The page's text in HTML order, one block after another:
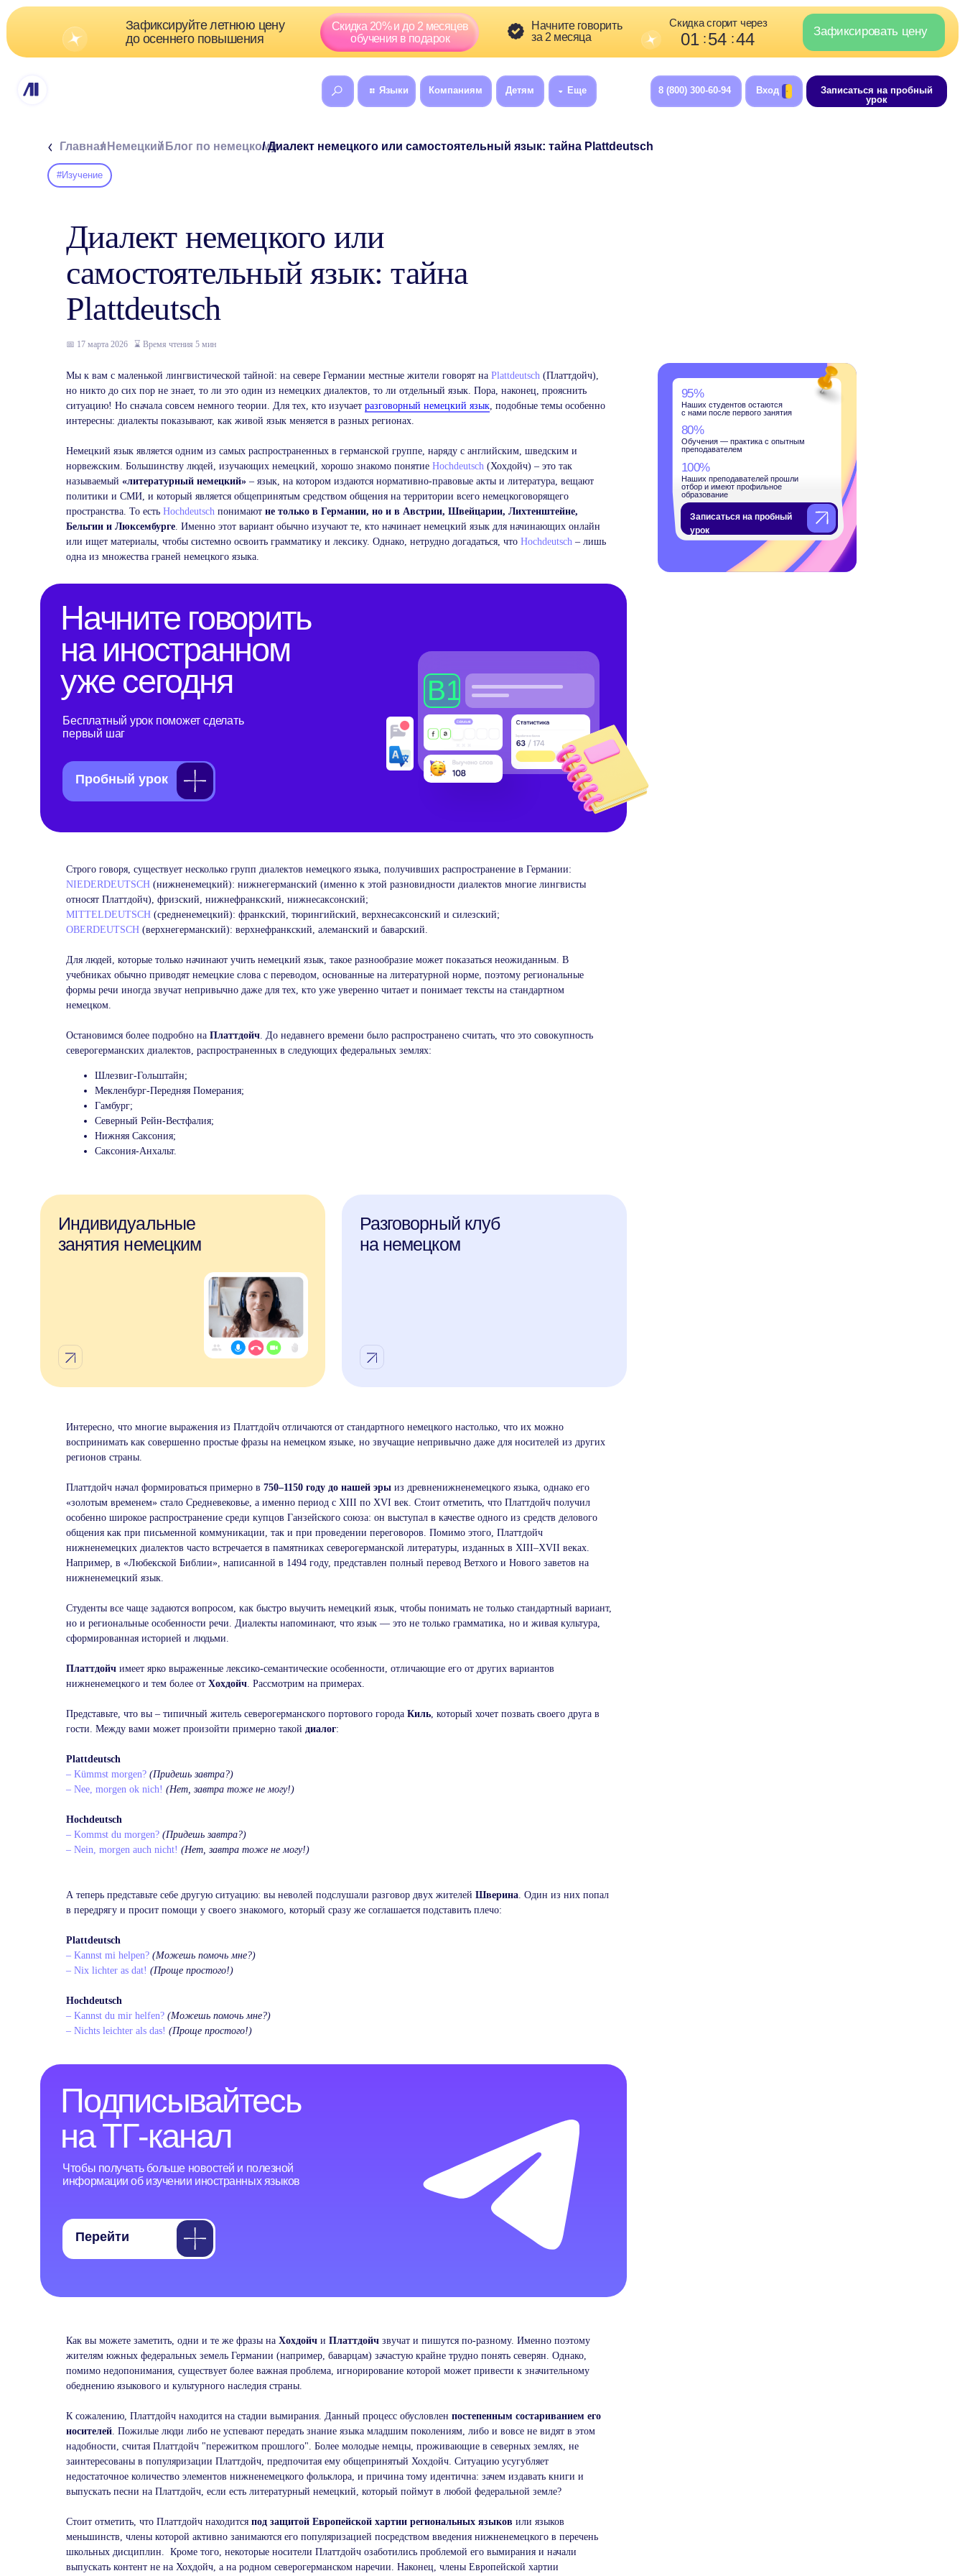
Зафиксировать цену
Начните говорить
за 2 месяца
Скидка 20% и до 2 месяцев
обучения в подарок
Зафиксируйте летнюю цену
до осеннего повышения
01 :
54 43
Скидка сгорит через
Языки Компаниям 8 (800) 300-60-94 Записаться на пробный
урок
Диалект немецкого или
самостоятельный язык: тайна
Plattdeutsch
📅 17 марта 2026 ⌛ Время чтения 5 мин
Записаться на пробный
с нами после первого занятия
Обучения — практика с опытным
Наших преподавателей прошли
отбор и имеют профильное
Мы к вам с маленькой лингвистической тайной: на севере Германии местные жители говорят на Plattdeutsch (Платтдойч),
но никто до сих пор не знает, то ли это один из немецких диалектов, то ли отдельный язык. Пора, наконец, прояснить
ситуацию! Но сначала совсем немного теории. Для тех, кто изучает разговорный немецкий язык, подобные темы особенно
интересны: диалекты показывают, как живой язык меняется в разных регионах.
Немецкий язык является одним из самых распространенных в германской группе, наряду с английским, шведским и
норвежским. Большинству людей, изучающих немецкий, хорошо знакомо понятие Hochdeutsch (Хохдойч) – это так
называемый «литературный немецкий» – язык, на котором издаются нормативно-правовые акты и литература, вещают
политики и СМИ, и который является общепринятым средством общения на территории всего немецкоговорящего
пространства. То есть Hochdeutsch понимают не только в Германии, но и в Австрии, Швейцарии, Лихтенштейне,
Бельгии и Люксембурге. Именно этот вариант обычно изучают те, кто начинает немецкий язык для начинающих онлайн
или ищет материалы, чтобы системно освоить грамматику и лексику. Однако, нетрудно догадаться, что Hochdeutsch – лишь
одна из множества граней немецкого языка.
Начните говорить
на иностранном
уже сегодня
Бесплатный урок поможет сделать
первый шаг
Пробный урок
Строго говоря, существует несколько групп диалектов немецкого языка, получивших распространение в Германии:
NIEDERDEUTSCH (нижненемецкий): нижнегерманский (именно к этой разновидности диалектов многие лингвисты
относят Платтдойч), фризский, нижнефранкский, нижнесаксонский;
MITTELDEUTSCH (средненемецкий): франкский, тюрингийский, верхнесаксонский и силезский;
OBERDEUTSCH (верхнегерманский): верхнефранкский, алеманский и баварский.
Для людей, которые только начинают учить немецкий язык, такое разнообразие может показаться неожиданным. В
учебниках обычно приводят немецкие слова с переводом, основанные на литературной норме, поэтому региональные
формы речи иногда звучат непривычно даже для тех, кто уже уверенно читает и понимает тексты на стандартном
немецком.
Остановимся более подробно на Платтдойч. До недавнего времени было распространено считать, что это совокупность
северогерманских диалектов, распространенных в следующих федеральных землях:
Шлезвиг-Гольштайн;
Мекленбург-Передняя Померания;
Гамбург;
Северный Рейн-Вестфалия;
Нижняя Саксония;
Саксония-Анхальт.
Индивидуальные
занятия немецким
Интересно, что многие выражения из Платтдойч отличаются от стандартного немецкого настолько, что их можно
воспринимать как совершенно простые фразы на немецком языке, но звучащие непривычно даже для носителей из других
регионов страны.
Платтдойч начал формироваться примерно в 750–1150 году до нашей эры из древненижненемецкого языка, однако его
«золотым временем» стало Средневековье, а именно период с XIII по XVI век. Стоит отметить, что Платтдойч получил
особенно широкое распространение среди купцов Ганзейского союза: он выступал в качестве одного из средств делового
общения как при письменной коммуникации, так и при проведении переговоров. Помимо этого, Платтдойч
нижненемецких диалектов часто встречается в памятниках северогерманской литературы, изданных в XIII–XVII веках.
Например, в «Любекской Библии», написанной в 1494 году, представлен полный перевод Ветхого и Нового заветов на
нижненемецкий язык.
Студенты все чаще задаются вопросом, как быстро выучить немецкий язык, чтобы понимать не только стандартный вариант,
но и региональные особенности речи. Диалекты напоминают, что язык — это не только грамматика, но и живая культура,
сформированная историей и людьми.
Платтдойч имеет ярко выраженные лексико-семантические особенности, отличающие его от других вариантов
нижненемецкого и тем более от Хохдойч. Рассмотрим на примерах.
Представьте, что вы – типичный житель северогерманского портового города Киль, который хочет позвать своего друга в
гости. Между вами может произойти примерно такой диалог:
Plattdeutsch
– Kümmst morgen? (Придешь завтра?)
– Nee, morgen ok nich! (Нет, завтра тоже не могу!)
Hochdeutsch
– Kommst du morgen? (Придешь завтра?)
– Nein, morgen auch nicht! (Нет, завтра тоже не могу!)
А теперь представьте себе другую ситуацию: вы неволей подслушали разговор двух жителей Шверина. Один из них попал
в передрягу и просит помощи у своего знакомого, который сразу же соглашается подставить плечо:
Plattdeutsch
– Kannst mi helpen? (Можешь помочь мне?)
– Nix lichter as dat! (Проще простого!)
Hochdeutsch
– Kannst du mir helfen? (Можешь помочь мне?)
– Nichts leichter als das! (Проще простого!)
на ТГ-канал
Чтобы получать больше новостей и полезной
информации об изучении иностранных языков
Перейти
Как вы можете заметить, одни и те же фразы на Хохдойч и Платтдойч звучат и пишутся по-разному. Именно поэтому
жителям южных федеральных земель Германии (например, баварцам) зачастую крайне трудно понять северян. Однако,
помимо недопонимания, существует более важная проблема, игнорирование которой может привести к значительному
обеднению языкового и культурного наследия страны.
К сожалению, Платтдойч находится на стадии вымирания. Данный процесс обусловлен постепенным состариванием его
носителей. Пожилые люди либо не успевают передать знание языка младшим поколениям, либо и вовсе не видят в этом
надобности, считая Платтдойч "пережитком прошлого". Более молодые немцы, проживающие в северных землях, не
заинтересованы в популяризации Платтдойч, предпочитая ему общепринятый Хохдойч. Ситуацию усугубляет
недостаточное количество элементов нижненемецкого фольклора, и причина тому идентична: зачем издавать книги и
выпускать песни на Платтдойч, если есть литературный немецкий, который поймут в любой федеральной земле?
Стоит отметить, что Платтдойч находится под защитой Европейской хартии региональных языков или языков
меньшинств, члены которой активно занимаются его популяризацией посредством введения нижненемецкого в перечень
школьных дисциплин. Кроме того, некоторые носители Платтдойч озаботились проблемой его вымирания и начали
выпускать контент не на Хохдойч, а на родном северогерманском наречии. Наконец, члены Европейской хартии